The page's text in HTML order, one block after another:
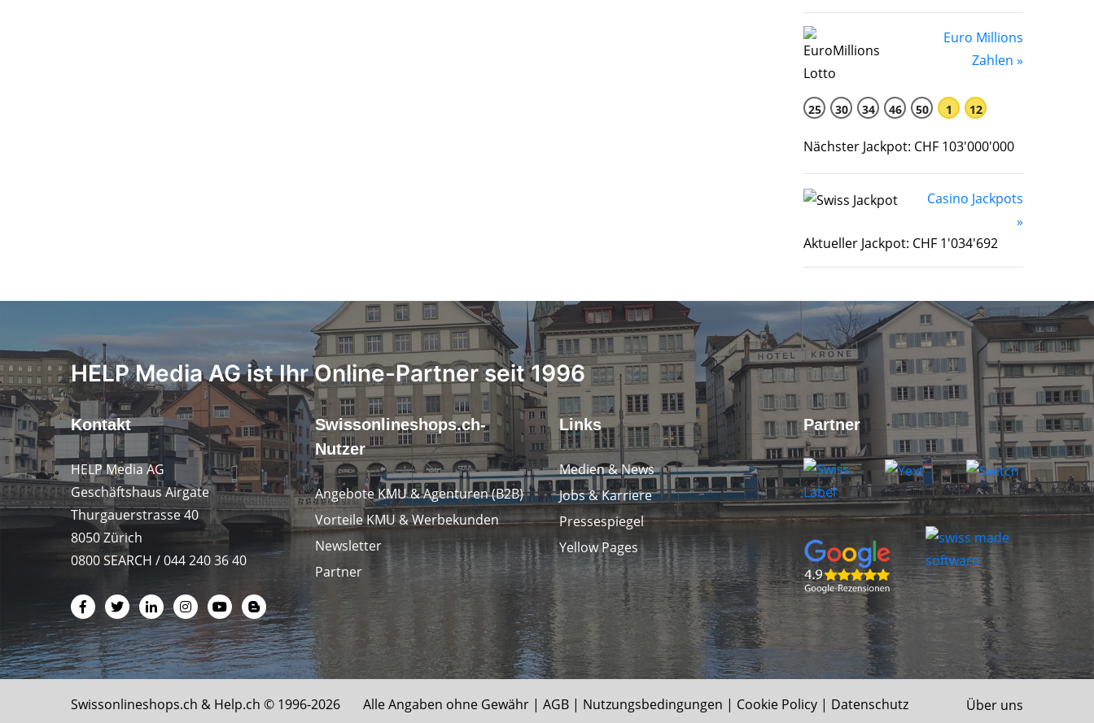
Euro Millions
Zahlen »
25 30 34 46 50 1 12
Nächster Jackpot: CHF 103'000'000
Casino Jackpots
»
Aktueller Jackpot: CHF 1'034'692
HELP Media AG ist Ihr Online-Partner seit 1996
Kontakt
HELP Media AG
Geschäftshaus Airgate
Thurgauerstrasse 40
8050 Zürich
0800 SEARCH / 044 240 36 40
Swissonlineshops.ch-
Nutzer
Angebote KMU & Agenturen (B2B)
Vorteile KMU & Werbekunden
Newsletter
Partner
Links
Medien & News
Jobs & Karriere
Pressespiegel
Yellow Pages
Partner
Swissonlineshops.ch & Help.ch © 1996-2026 Alle Angaben ohne Gewähr | AGB | Nutzungsbedingungen | Cookie Policy | Datenschutz Über uns